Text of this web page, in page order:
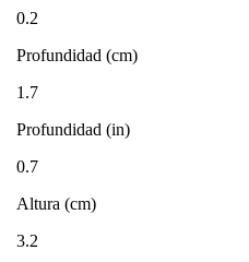
0.2
Profundidad (cm)
1.7
Profundidad (in)
0.7
Altura (cm)
3.2